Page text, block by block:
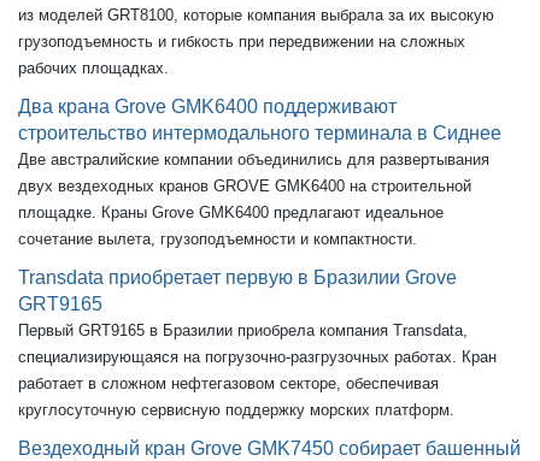
из моделей GRT8100, которые компания выбрала за их высокую
грузоподъемность и гибкость при передвижении на сложных
рабочих площадках.
Два крана Grove GMK6400 поддерживают
строительство интермодального терминала в Сиднее
Две австралийские компании объединились для развертывания
двух вездеходных кранов GROVE GMK6400 на строительной
площадке. Краны Grove GMK6400 предлагают идеальное
сочетание вылета, грузоподъемности и компактности.
Transdata приобретает первую в Бразилии Grove
GRT9165
Первый GRT9165 в Бразилии приобрела компания Transdata,
специализирующаяся на погрузочно-разгрузочных работах. Кран
работает в сложном нефтегазовом секторе, обеспечивая
круглосуточную сервисную поддержку морских платформ.
Вездеходный кран Grove GMK7450 собирает башенный